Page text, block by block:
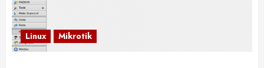
Linux Mikrotik